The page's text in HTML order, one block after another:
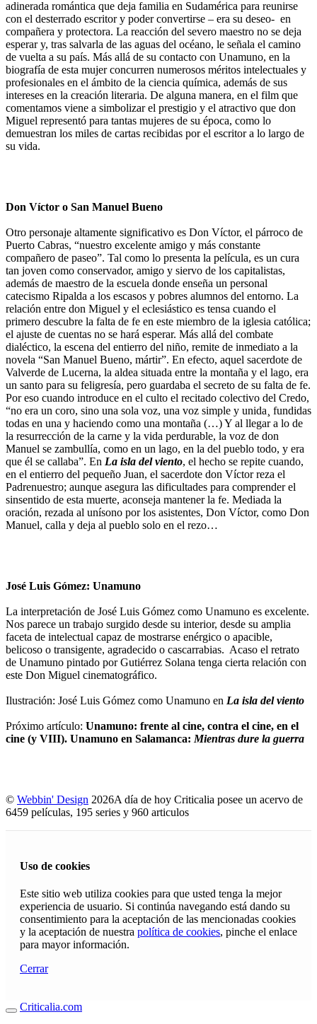
adinerada romántica que deja familia en Sudamérica para reunirse
con el desterrado escritor y poder convertirse – era su deseo- en
compañera y protectora. La reacción del severo maestro no se deja
esperar y, tras salvarla de las aguas del océano, le señala el camino
de vuelta a su país. Más allá de su contacto con Unamuno, en la
biografía de esta mujer concurren numerosos méritos intelectuales y
profesionales en el ámbito de la ciencia química, además de sus
intereses en la creación literaria. De alguna manera, en el film que
comentamos viene a simbolizar el prestigio y el atractivo que don
Miguel representó para tantas mujeres de su época, como lo
demuestran los miles de cartas recibidas por el escritor a lo largo de
su vida.
Don Víctor o San Manuel Bueno
Otro personaje altamente significativo es Don Víctor, el párroco de
Puerto Cabras, “nuestro excelente amigo y más constante
compañero de paseo”. Tal como lo presenta la película, es un cura
tan joven como conservador, amigo y siervo de los capitalistas,
además de maestro de la escuela donde enseña un personal
catecismo Ripalda a los escasos y pobres alumnos del entorno. La
relación entre don Miguel y el eclesiástico es tensa cuando el
primero descubre la falta de fe en este miembro de la iglesia católica;
el ajuste de cuentas no se hará esperar. Más allá del combate
dialéctico, la escena del entierro del niño, remite de inmediato a la
novela “San Manuel Bueno, mártir”. En efecto, aquel sacerdote de
Valverde de Lucerna, la aldea situada entre la montaña y el lago, era
un santo para su feligresía, pero guardaba el secreto de su falta de fe.
Por eso cuando introduce en el culto el recitado colectivo del Credo,
“no era un coro, sino una sola voz, una voz simple y unida¸ fundidas
todas en una y haciendo como una montaña (…) Y al llegar a lo de
la resurrección de la carne y la vida perdurable, la voz de don
Manuel se zambullía, como en un lago, en la del pueblo todo, y era
que él se callaba”. En La isla del viento, el hecho se repite cuando,
en el entierro del pequeño Juan, el sacerdote don Víctor reza el
Padrenuestro; aunque asegura las dificultades para comprender el
sinsentido de esta muerte, aconseja mantener la fe. Mediada la
oración, rezada al unísono por los asistentes, Don Víctor, como Don
Manuel, calla y deja al pueblo solo en el rezo…
José Luis Gómez: Unamuno
La interpretación de José Luis Gómez como Unamuno es excelente.
Nos parece un trabajo surgido desde su interior, desde su amplia
faceta de intelectual capaz de mostrarse enérgico o apacible,
belicoso o transigente, agradecido o cascarrabias. Acaso el retrato
de Unamuno pintado por Gutiérrez Solana tenga cierta relación con
este Don Miguel cinematográfico.
Ilustración: José Luis Gómez como Unamuno en La isla del viento
Próximo artículo: Unamuno: frente al cine, contra el cine, en el
cine (y VIII). Unamuno en Salamanca: Mientras dure la guerra
© Webbin' Design 2026A día de hoy Criticalia posee un acervo de
6459 películas, 195 series y 960 articulos
Uso de cookies
Este sitio web utiliza cookies para que usted tenga la mejor
experiencia de usuario. Si continúa navegando está dando su
consentimiento para la aceptación de las mencionadas cookies
y la aceptación de nuestra política de cookies, pinche el enlace
para mayor información.
Cerrar
Criticalia.com